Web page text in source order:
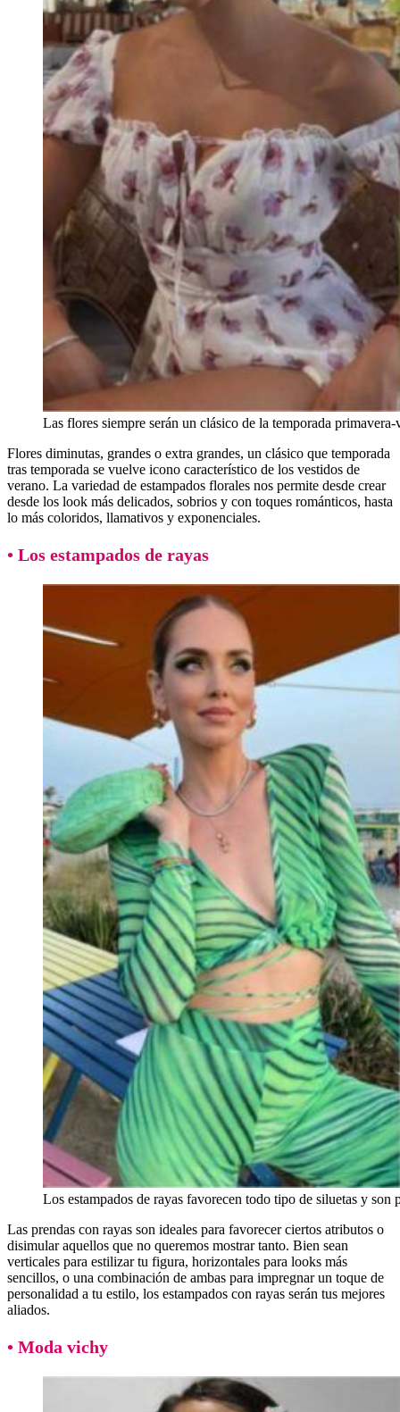
Las flores siempre serán un clásico de la temporada primavera-
Flores diminutas, grandes o extra grandes, un clásico que temporada
tras temporada se vuelve icono característico de los vestidos de
verano. La variedad de estampados florales nos permite desde crear
desde los look más delicados, sobrios y con toques románticos, hasta
lo más coloridos, llamativos y exponenciales.
• Los estampados de rayas
Los estampados de rayas favorecen todo tipo de siluetas y son
Las prendas con rayas son ideales para favorecer ciertos atributos o
disimular aquellos que no queremos mostrar tanto. Bien sean
verticales para estilizar tu figura, horizontales para looks más
sencillos, o una combinación de ambas para impregnar un toque de
personalidad a tu estilo, los estampados con rayas serán tus mejores
aliados.
• Moda vichy